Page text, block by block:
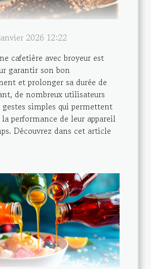
2026 12:22
cafetière avec broyeur est
garantir son bon
et prolonger sa durée de
de nombreux utilisateurs
simples qui permettent
la performance de leur appareil
Découvrez dans cet article